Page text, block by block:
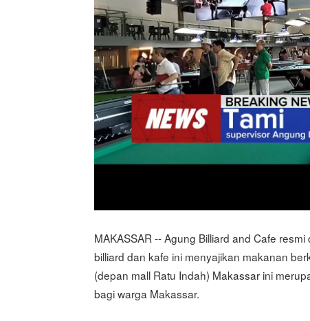
MAKASSAR -- Agung Billiard and Cafe
billiard dan kafe ini menyajikan makanan
(depan mall Ratu Indah) Makassar ini
bagi warga Makassar.